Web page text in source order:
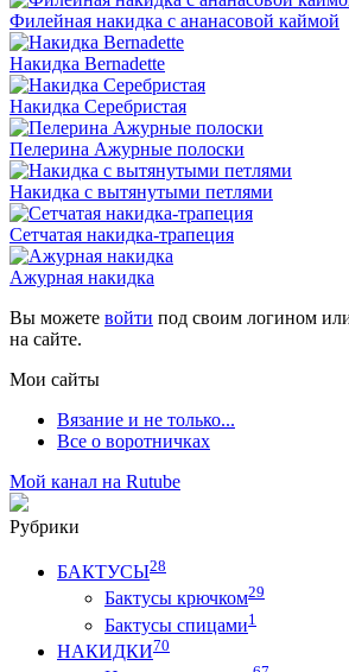
Филейная накидка с ананасовой каймой
Накидка Bernadette
Накидка Серебристая
Пелерина Ажурные полоски
Накидка с вытянутыми петлями
Сетчатая накидка-трапеция
Ажурная накидка
Вы можете войти под своим логином
на сайте.
Мои сайты
Вязание и не только...
Все о воротничках
Мой канал на Rutube
Рубрики
БАКТУСЫ28
Бактусы крючком29
Бактусы спицами1
НАКИДКИ70